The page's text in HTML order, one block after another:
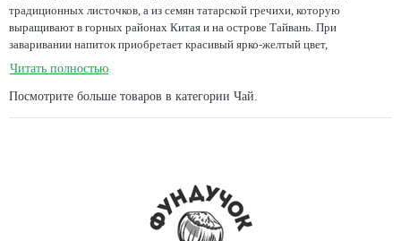
традиционных листочков, а из семян татарской гречихи, которую
выращивают в горных районах Китая и на острове Тайвань. При
заваривании напиток приобретает красивый ярко-желтый цвет,
насыщенный вкус с легкой горчинкой и приятный аромат, напоминающий
запах овсяного печенья. Послевкусию напитка свойственны нотки меда и
ореха. Чем полезен Среди китайских целителей чай Ку Цяо известен как
тракта, укрепляет иммунитет, повышает гемоглобин. Чай из гречихи
помогает похудеть и является важным компонентом различных диет. Также
он борется с холестерином и снижает уровень глюкозы в крови, поэтому
Читать полностью
Посмотрите больше товаров в категории Чай.